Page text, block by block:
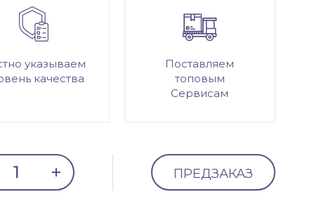
указываем
качества
Поставляем
топовым
Сервисам
ПРЕДЗАКАЗ